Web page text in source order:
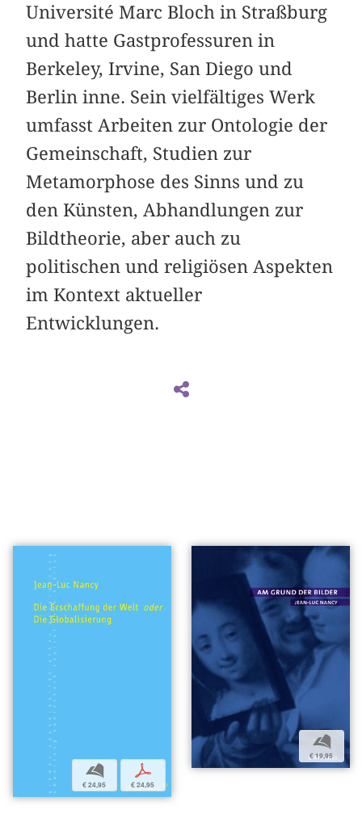
Université Marc Bloch in Straßburg
und hatte Gastprofessuren in
Berkeley, Irvine, San Diego und
Berlin inne. Sein vielfältiges Werk
umfasst Arbeiten zur Ontologie der
Gemeinschaft, Studien zur
Metamorphose des Sinns und zu
den Künsten, Abhandlungen zur
Bildtheorie, aber auch zu
politischen und religiösen Aspekten
im Kontext aktueller
Entwicklungen.
b
€ 24,95
p
€ 24,95
b
€ 19,95